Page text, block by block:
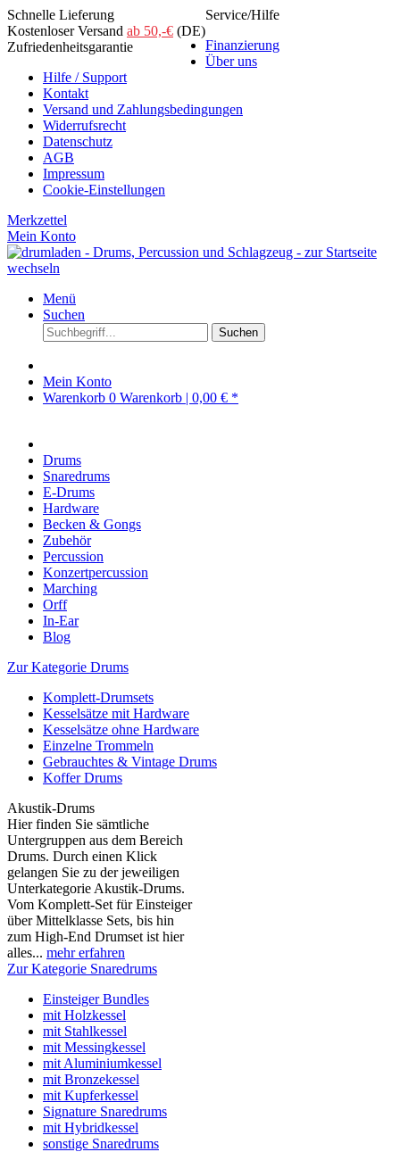
Schnelle Lieferung
Kostenloser Versand ab 50,-€ (DE)
Zufriedenheitsgarantie
Service/Hilfe
Finanzierung
Über uns
Hilfe / Support
Kontakt
Versand und Zahlungsbedingungen
Widerrufsrecht
Datenschutz
AGB
Impressum
Cookie-Einstellungen
Merkzettel
Mein Konto
Menü
Suchen
Suchen
Mein Konto
Warenkorb 0 Warenkorb | 0,00 € *
Drums
Snaredrums
E-Drums
Hardware
Becken & Gongs
Zubehör
Percussion
Konzertpercussion
Marching
Orff
In-Ear
Blog
Zur Kategorie Drums
Komplett-Drumsets
Kesselsätze mit Hardware
Kesselsätze ohne Hardware
Einzelne Trommeln
Gebrauchtes & Vintage Drums
Koffer Drums
Akustik-Drums
Hier finden Sie sämtliche
Untergruppen aus dem Bereich
Drums. Durch einen Klick
gelangen Sie zu der jeweiligen
Unterkategorie Akustik-Drums.
Vom Komplett-Set für Einsteiger
über Mittelklasse Sets, bis hin
zum High-End Drumset ist hier
alles... mehr erfahren
Zur Kategorie Snaredrums
Einsteiger Bundles
mit Holzkessel
mit Stahlkessel
mit Messingkessel
mit Aluminiumkessel
mit Bronzekessel
mit Kupferkessel
Signature Snaredrums
mit Hybridkessel
sonstige Snaredrums